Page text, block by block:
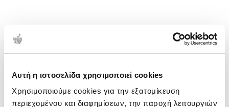
Αυτή η ιστοσελίδα χρησιμοποιεί cookies
Χρησιμοποιούμε cookies για την εξατομίκευση
περιεχομένου και διαφημίσεων, την παροχή λειτουργιών